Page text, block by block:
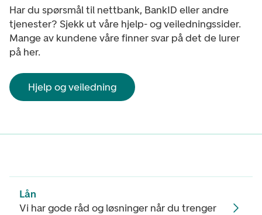
Har du spørsmål til nettbank, BankID eller andre
tjenester? Sjekk ut våre hjelp- og veiledningssider.
Mange av kundene våre finner svar på det de lurer
på her.
Hjelp og veiledning
Lån
Vi har gode råd og løsninger når du trenger